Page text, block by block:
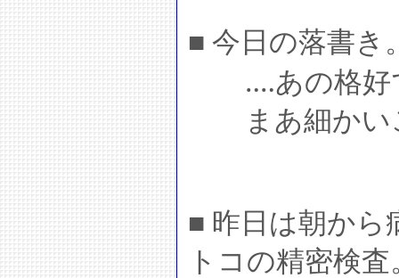
■ 今日の落書き
‥‥あの格好
まあ細かい
■ 昨日は朝から
トコの精密検査